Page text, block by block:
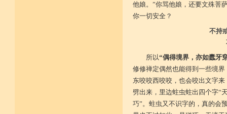
他娘。”你骂他娘，还要文殊菩
你一切安全？
不持
所以“偶得境界，亦如蠹牙
修修禅定偶然也能得到一些境
东咬咬西咬咬，也会咬出文字
劈出来，里边蛀虫蛀出四个字“
巧”。蛀虫又不识字的，真的会